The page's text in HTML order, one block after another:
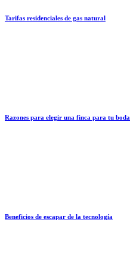
Tarifas residenciales de gas natural
Razones para elegir una finca para tu boda
Beneficios de escapar de la tecnología